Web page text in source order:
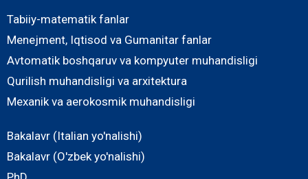
Tabiiy-matematik fanlar
Menejment, Iqtisod va Gumanitar fanlar
Avtomatik boshqaruv va kompyuter muhandisligi
Qurilish muhandisligi va arxitektura
Mexanik va aerokosmik muhandisligi
Bakalavr (Italian yo'nalishi)
Bakalavr (O'zbek yo'nalishi)